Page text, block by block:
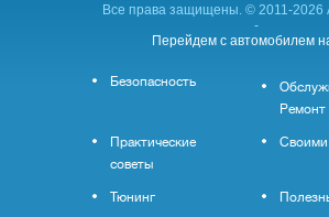
Все права защищены. © 2011-2026
-
Перейдем с автомобилем
Безопасность
Ремонт
Практические
советы
Своими
Тюнинг